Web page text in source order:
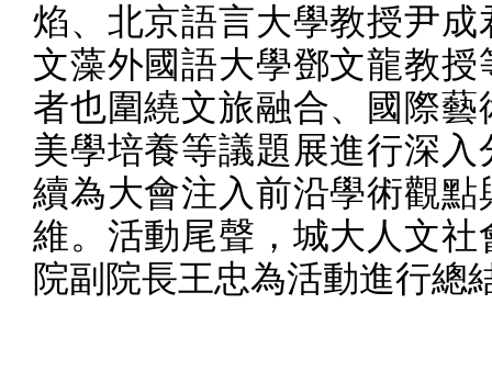
焰、北京語言大學教授尹成
文藻外國語大學鄧文龍教授
者也圍繞文旅融合、國際藝
美學培養等議題展進行深入
續為大會注入前沿學術觀點
維。活動尾聲，城大人文社
院副院長王忠為活動進行總